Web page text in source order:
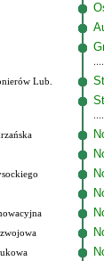
Lub.